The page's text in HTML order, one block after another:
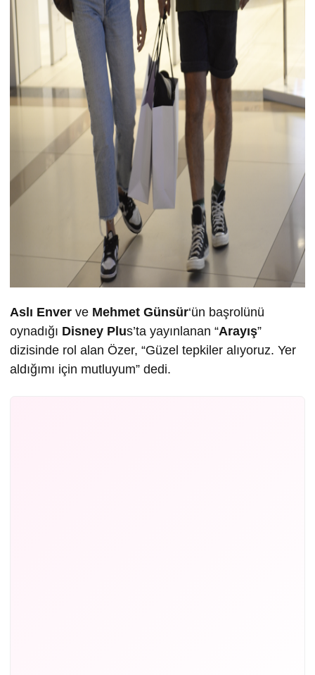
Aslı Enver ve Mehmet Günsür‘ün başrolünü
oynadığı Disney Plus’ta yayınlanan “Arayış”
dizisinde rol alan Özer, “Güzel tepkiler alıyoruz. Yer
aldığımı için mutluyum” dedi.